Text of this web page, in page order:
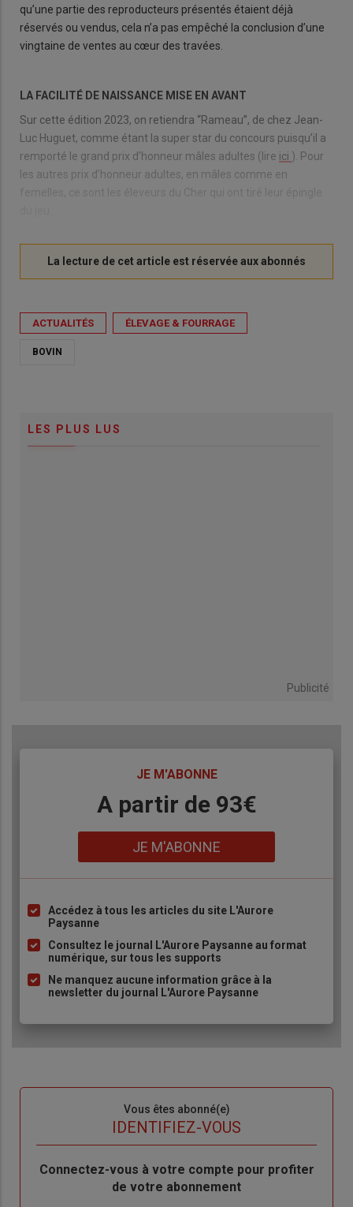
qu’une partie des reproducteurs présentés étaient déjà
réservés ou vendus, cela n’a pas empêché la conclusion d’une
vingtaine de ventes au cœur des travées.
LA FACILITÉ DE NAISSANCE MISE EN AVANT
Sur cette édition 2023, on retiendra “Rameau”, de chez Jean-
Luc Huguet, comme étant la super star du concours puisqu’il a
remporté le grand prix d’honneur mâles adultes (lire ici ). Pour
les autres prix d’honneur adultes, en mâles comme en
ACTUALITÉS ÉLEVAGE & FOURRAGE
BOVIN
LES PLUS LUS
Publicité
JE M'ABONNE
A partir de 93€
JE M'ABONNE
Liste
puce
Accédez à tous les articles du site L'Aurore
Paysanne
Consultez le journal L'Aurore Paysanne au format
numérique, sur tous les supports
Ne manquez aucune information grâce à la
newsletter du journal L'Aurore Paysanne
Vous êtes abonné(e)
IDENTIFIEZ-VOUS
Body
Connectez-vous à votre compte pour profiter
de votre abonnement